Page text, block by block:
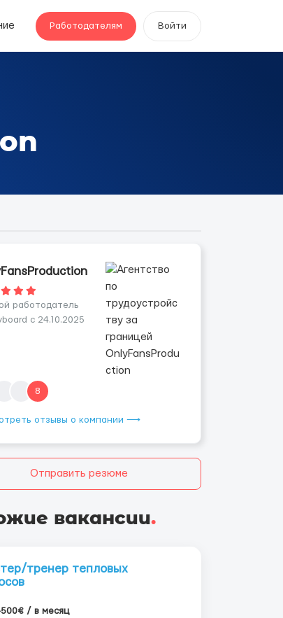
Работодателям Войти
работодатель
с 24.10.2025
8
отзывы о компании ⟶
Отправить резюме
вакансии.
тренер тепловых
/ в месяц